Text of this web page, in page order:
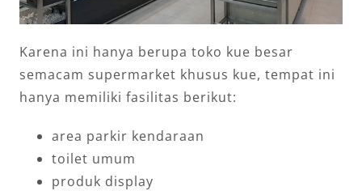
Karena ini hanya berupa toko kue besar
semacam supermarket khusus kue, tempat ini
hanya memiliki fasilitas berikut:
area parkir kendaraan
toilet umum
produk display